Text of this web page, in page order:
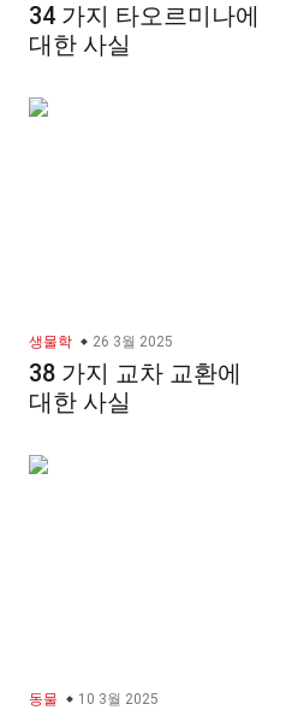
34 가지 타오르미나에
대한 사실
생물학 26 3월 2025
38 가지 교차 교환에
대한 사실
동물 10 3월 2025